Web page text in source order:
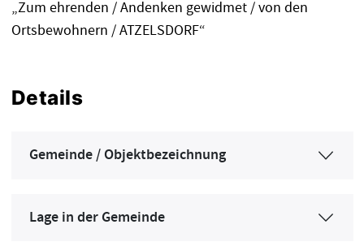
„Zum ehrenden / Andenken gewidmet / von den
Ortsbewohnern / ATZELSDORF“
Details
Gemeinde / Objektbezeichnung
Lage in der Gemeinde